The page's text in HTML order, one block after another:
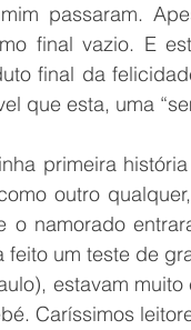
passaram.
final vazio. E
final da
que esta, uma
primeira
outro
o namorado
feito um teste de
estavam
Caríssimos